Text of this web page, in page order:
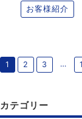
お客様紹介
1 2 3 …
カテゴリー